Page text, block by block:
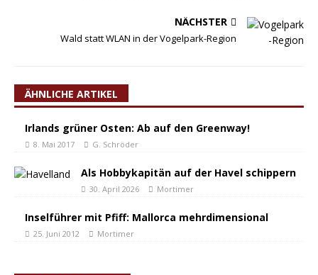
NÄCHSTER
Wald statt WLAN in der Vogelpark-Region
ÄHNLICHE ARTIKEL
Irlands grüner Osten: Ab auf den Greenway!
8. Mai 2017 G. Schröder
Als Hobbykapitän auf der Havel schippern
30. April 2026 Mortimer
Inselführer mit Pfiff: Mallorca mehrdimensional
25. Juni 2012 Mortimer